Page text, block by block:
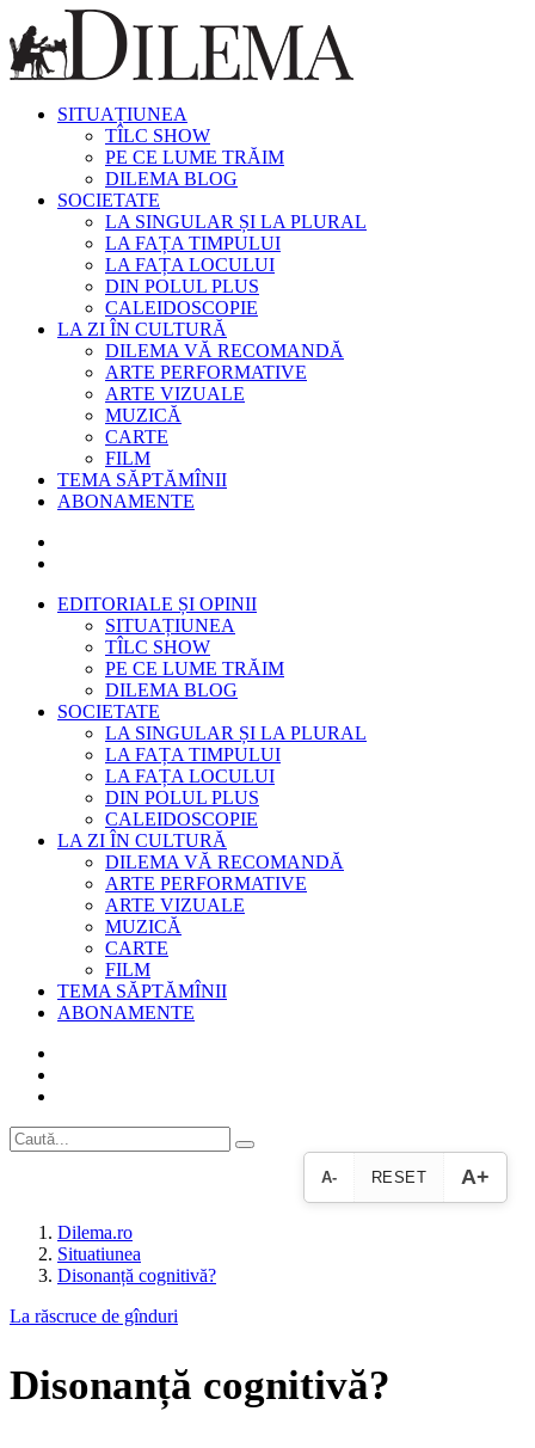
SITUAȚIUNEA
TÎLC SHOW
PE CE LUME TRĂIM
DILEMA BLOG
SOCIETATE
LA SINGULAR ȘI LA PLURAL
LA FAȚA TIMPULUI
LA FAȚA LOCULUI
DIN POLUL PLUS
CALEIDOSCOPIE
LA ZI ÎN CULTURĂ
DILEMA VĂ RECOMANDĂ
ARTE PERFORMATIVE
ARTE VIZUALE
MUZICĂ
CARTE
FILM
TEMA SĂPTĂMÎNII
ABONAMENTE
EDITORIALE ȘI OPINII
SITUAȚIUNEA
TÎLC SHOW
PE CE LUME TRĂIM
DILEMA BLOG
SOCIETATE
LA SINGULAR ȘI LA PLURAL
LA FAȚA TIMPULUI
LA FAȚA LOCULUI
DIN POLUL PLUS
CALEIDOSCOPIE
LA ZI ÎN CULTURĂ
DILEMA VĂ RECOMANDĂ
ARTE PERFORMATIVE
ARTE VIZUALE
MUZICĂ
CARTE
FILM
TEMA SĂPTĂMÎNII
ABONAMENTE
A- RESET A+
Dilema.ro
Situatiunea
Disonanță cognitivă?
La răscruce de gînduri
Disonanță cognitivă?